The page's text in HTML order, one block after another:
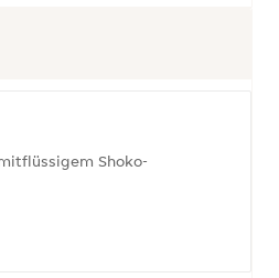
Shoko-